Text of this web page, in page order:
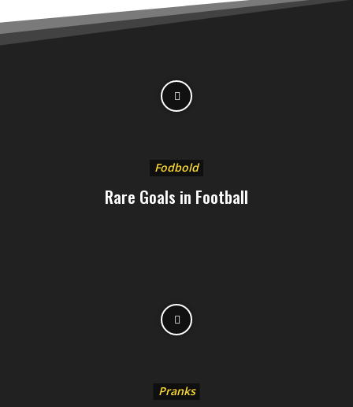
Fodbold
Rare Goals in Football
Pranks